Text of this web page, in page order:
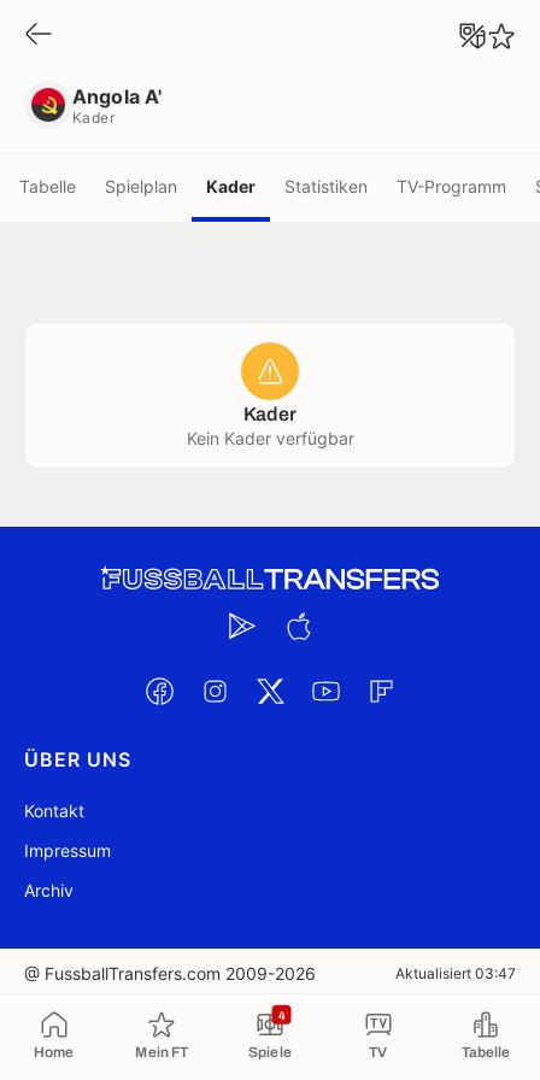
Home Mein FT Spiele
4
TV Tabelle
Angola A'
Kader
Tabelle Spielplan Kader Statistiken TV-Programm
Kader
Kein Kader verfügbar
ÜBER UNS
Kontakt
Impressum
Archiv
@ FussballTransfers.com 2009-2026 Aktualisiert 03:47
In die Zwischenablage kopiert